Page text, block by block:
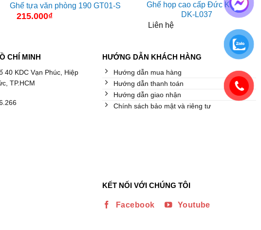
Ghế tựa văn phòng 190 GT01-S
215.000₫
Ghế họp cao cấp Đức Khang
DK-L037
Liên hệ
CHÍ MINH
40 KDC Vạn Phúc, Hiệp
TP.HCM
HƯỚNG DẪN KHÁCH HÀNG
Hướng dẫn mua hàng
Hướng dẫn thanh toán
Hướng dẫn giao nhận
Chính sách bảo mật và riêng tư
KẾT NỐI VỚI CHÚNG TÔI
Facebook Youtube